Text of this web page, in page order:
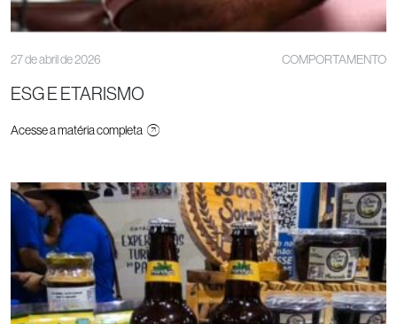
27 de abril de 2026 COMPORTAMENTO
ESG E ETARISMO
Acesse a matéria completa